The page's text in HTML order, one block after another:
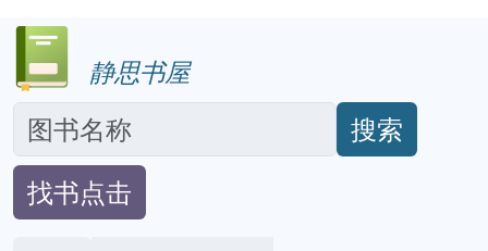
静思书屋
搜索
找书点击